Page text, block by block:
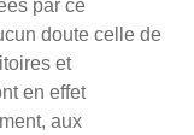
par ce
doute celle de
et
en effet
aux